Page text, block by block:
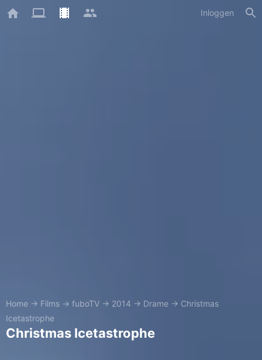
Inloggen
Home → Films → fuboTV → 2014 → Drame → Christmas
Icetastrophe
Christmas Icetastrophe